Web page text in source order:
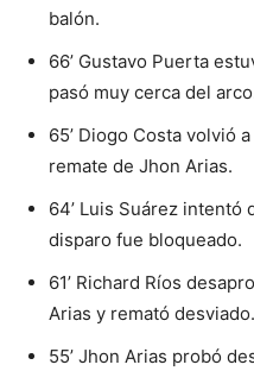
balón.
66’ Gustavo Puerta
pasó muy cerca del
65’ Diogo Costa volvió
remate de Jhon Arias.
64’ Luis Suárez intentó
disparo fue bloqueado.
61’ Richard Ríos
Arias y remató desviado.
55’ Jhon Arias probó